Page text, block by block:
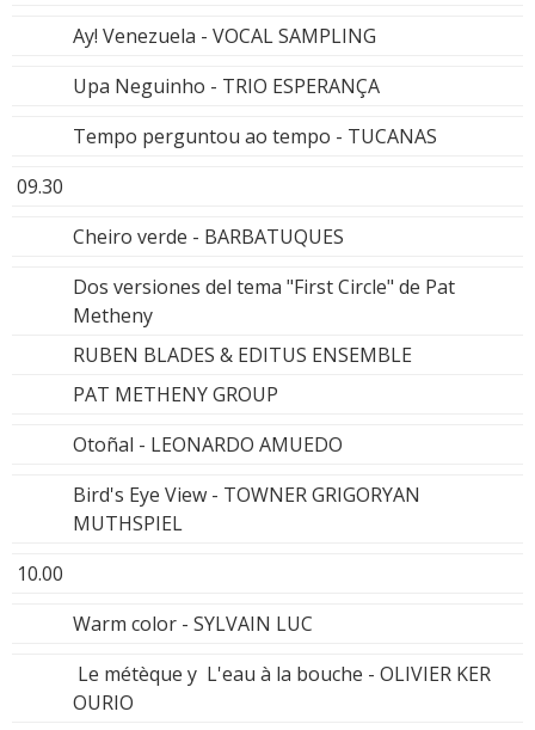
Ay! Venezuela - VOCAL SAMPLING
Upa Neguinho - TRIO ESPERANÇA
Tempo perguntou ao tempo - TUCANAS
09.30
Cheiro verde - BARBATUQUES
Dos versiones del tema "First Circle" de Pat
Metheny
RUBEN BLADES & EDITUS ENSEMBLE
PAT METHENY GROUP
Otoñal - LEONARDO AMUEDO
Bird's Eye View - TOWNER GRIGORYAN
MUTHSPIEL
10.00
Warm color - SYLVAIN LUC
Le métèque y L'eau à la bouche - OLIVIER KER
OURIO